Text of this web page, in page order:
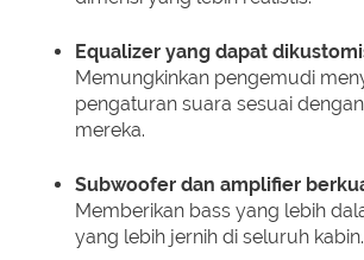
Equalizer yang dapat
Memungkinkan pengemudi
pengaturan suara sesuai
mereka.
Subwoofer dan amplifier
Memberikan bass yang lebih
yang lebih jernih di seluruh kabin.